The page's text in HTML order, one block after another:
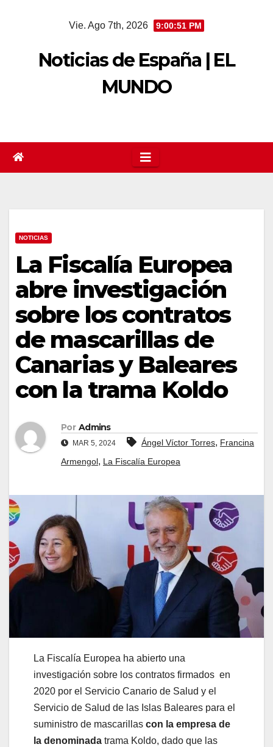
Vie. Ago 7th, 2026 9:00:52 PM
Noticias de España | EL
MUNDO
NOTICIAS
La Fiscalía Europea
abre investigación
sobre los contratos
de mascarillas de
Canarias y Baleares
con la trama Koldo
Por Admins
MAR 5, 2024 Ángel Víctor Torres, Francina
Armengol, La Fiscalía Europea
La Fiscalía Europea ha abierto una
investigación sobre los contratos firmados en
2020 por el Servicio Canario de Salud y el
Servicio de Salud de las Islas Baleares para el
suministro de mascarillas con la empresa de
la denominada trama Koldo, dado que las